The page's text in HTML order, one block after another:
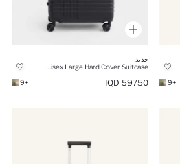
+9
جديد
59750 IQD
+9